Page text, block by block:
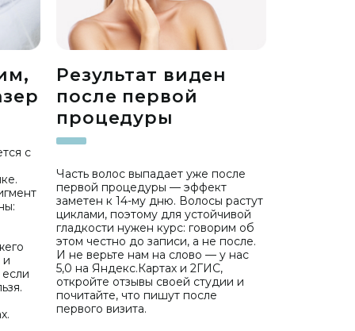
с
и
Результат виден
после первой
процедуры
Часть волос выпадает уже после
первой процедуры — эффект
заметен к 14-му дню. Волосы растут
циклами, поэтому для устойчивой
гладкости нужен курс: говорим об
этом честно до записи, а не после.
И не верьте нам на слово — у нас
5,0 на Яндекс.Картах и 2ГИС,
откройте отзывы своей студии и
почитайте, что пишут после
первого визита.